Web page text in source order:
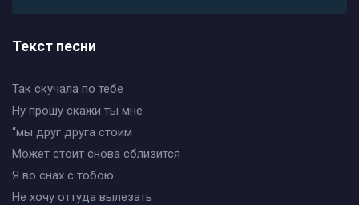
Текст песни
Так скучала по тебе
Ну прошу скажи ты мне
“мы друг друга стоим
Может стоит снова сблизится
Я во снах с тобою
Не хочу оттуда вылезать